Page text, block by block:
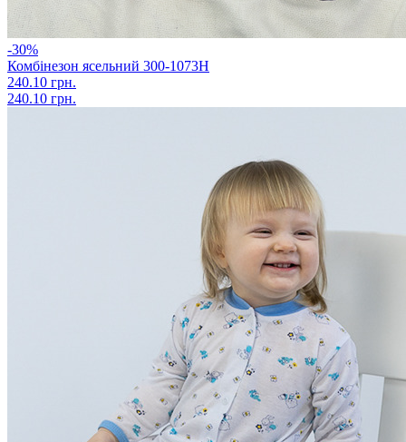
-30%
Комбінезон ясельний 300-1073Н
240.10 грн.
240.10 грн.